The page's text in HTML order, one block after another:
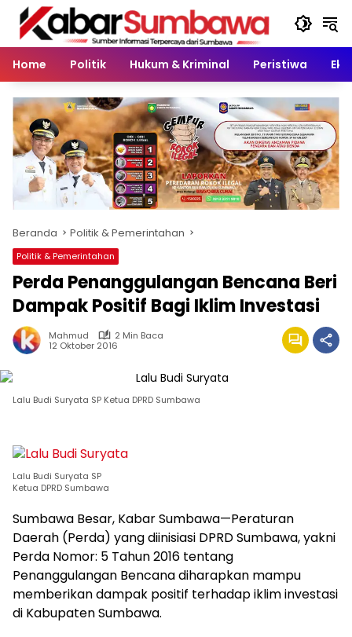
Langsung
konten
Home
Politik Hukum & Kriminal Peristiwa
Beranda Politik & Pemerintahan
Politik & Pemerintahan
Perda Penanggulangan Bencana Beri
Dampak Positif Bagi Iklim Investasi
Mahmud
2 Min Baca
12 Oktober 2016
Lalu Budi Suryata SP Ketua DPRD Sumbawa
Lalu Budi Suryata SP
Ketua DPRD Sumbawa
Sumbawa Besar, Kabar Sumbawa—Peraturan
Daerah (Perda) yang diinisiasi DPRD Sumbawa, yakni
Perda Nomor: 5 Tahun 2016 tentang
Penanggulangan Bencana diharapkan mampu
memberikan dampak positif terhadap iklim investasi
di Kabupaten Sumbawa.